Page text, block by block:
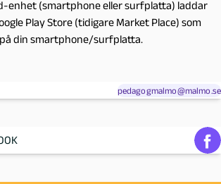
enhet (smartphone eller surfplatta) laddar
Play Store (tidigare Market Place) som
din smartphone/surfplatta.
pedagogmalmo@malmo.se